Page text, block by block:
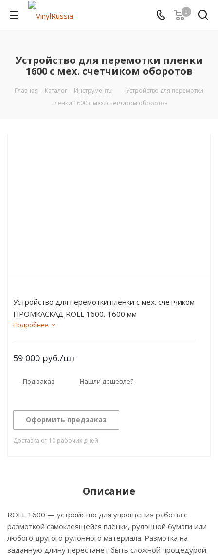
0
Устройство для перемотки пленки
1600 с мех. счетчиком оборотов
Главная - Каталог - Инструменты - Устройство для перемотки
пленки 1600 с мех. счетчиком оборотов
Устройство для перемотки плёнки с мех. счетчиком
ПРОМКАСКАД ROLL 1600, 1600 мм
Подробнее
59 000 руб./шт
Под заказ Нашли дешевле?
Оформить предзаказ
Доставка от 10 рабочих дней
Описание
ROLL 1600 — устройство для упрощения работы с
размоткой самоклеящейся плёнки, рулонной бумаги или
любого другого рулонного материала. Размотка на
заданную длину перестанет быть сложной процедурой.